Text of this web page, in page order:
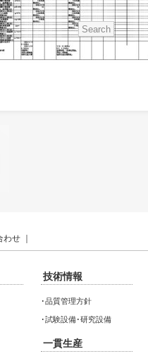
わせ
技術情報
･品質管理方針
･試験設備･研究設備
一貫生産